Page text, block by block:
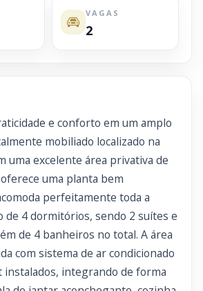
VAGAS
2
e conforto em um amplo
mobiliado localizado na
uma excelente área privativa de
uma planta bem
perfeitamente toda a
de 4 dormitórios, sendo 2 suítes e
de 4 banheiros no total. A área
com sistema de ar condicionado
instalados, integrando de forma